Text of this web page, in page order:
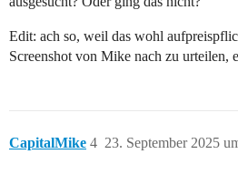
Edit: ach so, weil das wohl
Screenshot von Mike nach zu urteilen,
CapitalMike 23. September 2025
4